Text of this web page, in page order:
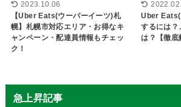
2023.10.06
【Uber Eats(ウーバーイーツ)札
幌】札幌市対応エリア・お得なキ
ャンペーン・配達員情報もチェッ
ク！
Uber Eats(
するには？
は？【徹底
急上昇記事